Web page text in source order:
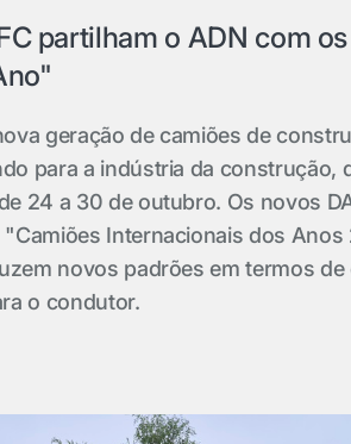
partilham o ADN com
geração de camiões de
para a indústria da construção,
24 a 30 de outubro. Os novos
Internacionais dos
novos padrões em termos de
o condutor.